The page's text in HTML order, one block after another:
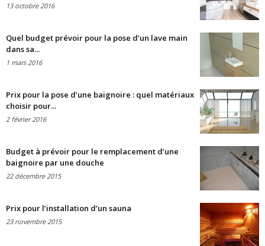
13 octobre 2016
Quel budget prévoir pour la pose d’un lave main
dans sa...
1 mars 2016
Prix pour la pose d’une baignoire : quel matériaux
choisir pour...
2 février 2016
Budget à prévoir pour le remplacement d’une
baignoire par une douche
22 décembre 2015
Prix pour l’installation d’un sauna
23 novembre 2015